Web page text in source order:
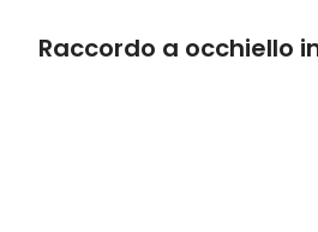
Raccordo a occhiello